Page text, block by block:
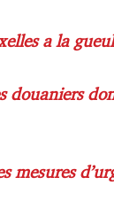
a la
mesures